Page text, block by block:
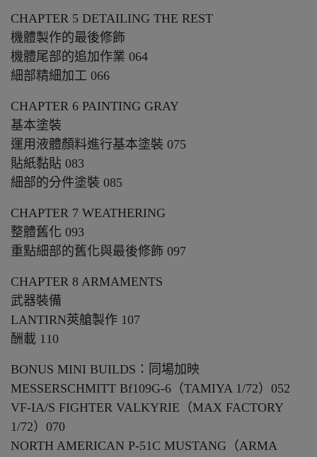
CHAPTER 5 DETAILING THE REST
機體製作的最後修飾
機體尾部的追加作業 064
細部精細加工 066
CHAPTER 6 PAINTING GRAY
基本塗裝
運用液體顏料進行基本塗裝 075
貼紙黏貼 083
細部的分件塗裝 085
CHAPTER 7 WEATHERING
整體舊化 093
重點細部的舊化與最後修飾 097
CHAPTER 8 ARMAMENTS
武器裝備
LANTIRN莢艙製作 107
酬載 110
BONUS MINI BUILDS：同場加映
MESSERSCHMITT Bf109G-6（TAMIYA 1/72）052
VF-IA/S FIGHTER VALKYRIE（MAX FACTORY
1/72）070
NORTH AMERICAN P-51C MUSTANG（ARMA